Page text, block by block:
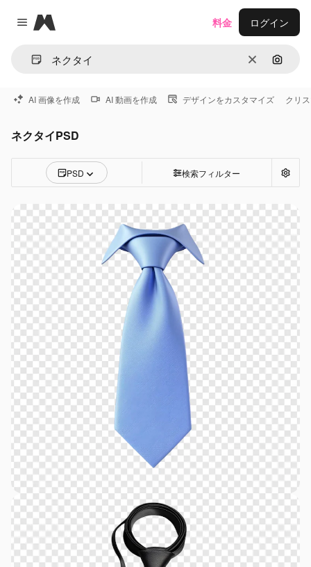
Close menu
Magnific
消去 画像で
料金 ログイン
AI 画像を作成 AI 動画を作成 デザインをカスタマイズ クリ
ネクタイPSD
PSD 検索フィルター